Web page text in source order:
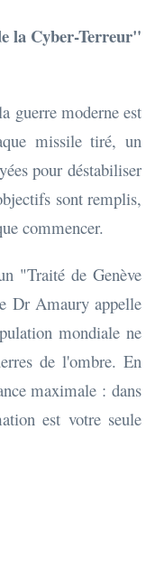
la Cyber-Terreur"
guerre moderne est
missile tiré, un
pour déstabiliser
sont remplis,
commencer.
"Traité de Genève
Dr Amaury appelle
mondiale ne
de l'ombre. En
maximale : dans
est votre seule